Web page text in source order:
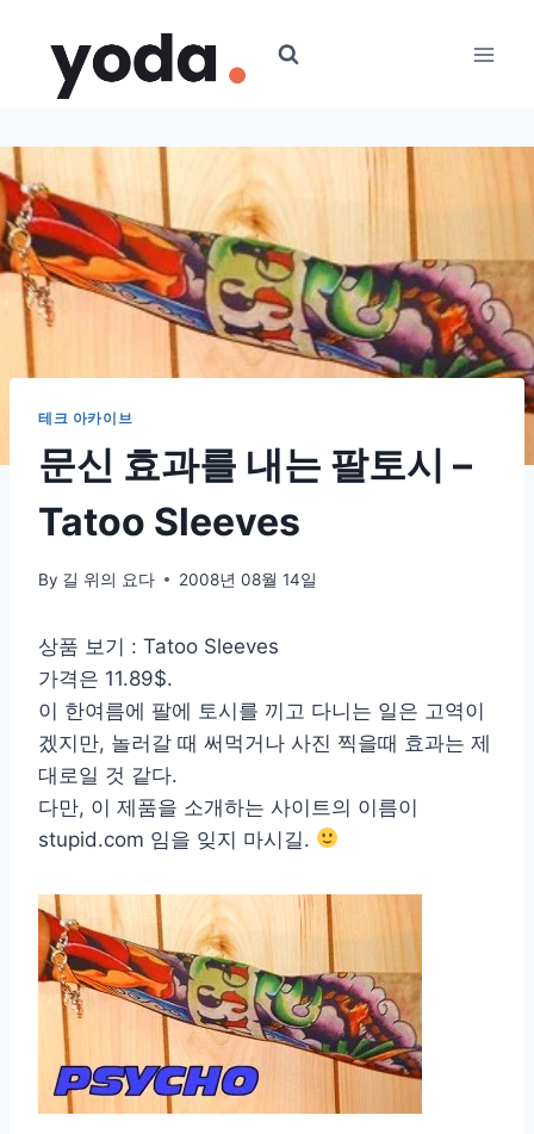
content
테크 아카이브
문신 효과를 내는 팔토시 –
Tatoo Sleeves
By 길 위의 요다 2008년 08월 14일
상품 보기 : Tatoo Sleeves
가격은 11.89$.
이 한여름에 팔에 토시를 끼고 다니는 일은 고역이
겠지만, 놀러갈 때 써먹거나 사진 찍을때 효과는 제
대로일 것 같다.
다만, 이 제품을 소개하는 사이트의 이름이
stupid.com 임을 잊지 마시길.